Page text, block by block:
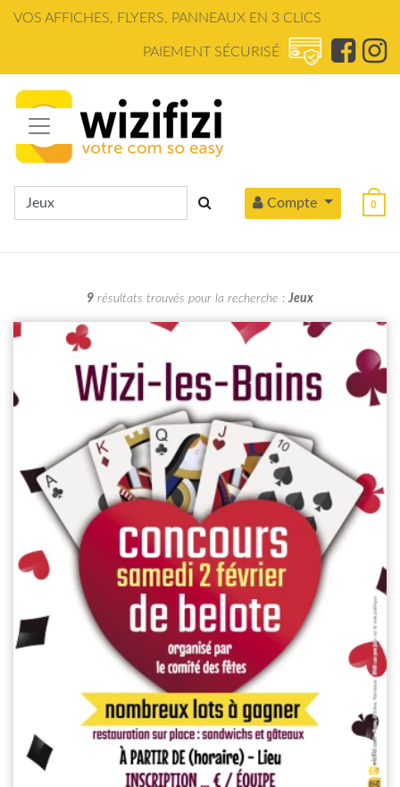
VOS AFFICHES, FLYERS, PANNEAUX EN 3 CLICS
PAIEMENT SÉCURISÉ
Compte 0
9 résultats trouvés pour la recherche :Jeux
Panneau de gestion des cookies